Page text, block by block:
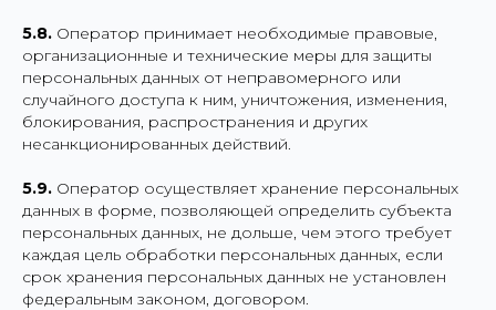
5.8. Оператор принимает необходимые правовые,
организационные и технические меры для защиты
персональных данных от неправомерного или
случайного доступа к ним, уничтожения, изменения,
блокирования, распространения и других
несанкционированных действий.
5.9. Оператор осуществляет хранение персональных
данных в форме, позволяющей определить субъекта
персональных данных, не дольше, чем этого требует
каждая цель обработки персональных данных, если
срок хранения персональных данных не установлен
федеральным законом, договором.